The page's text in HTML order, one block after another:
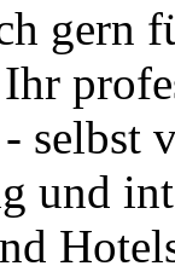
gern
selbst
und